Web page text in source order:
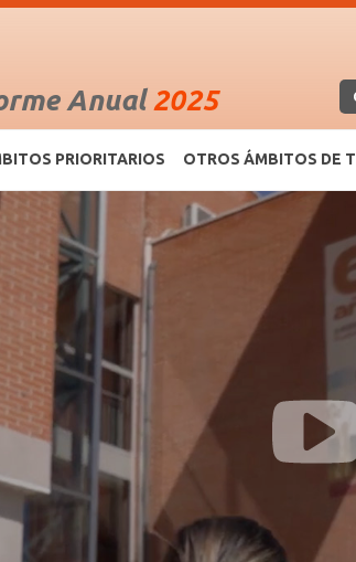
Anual 2025
PRIORITARIOS OTROS ÁMBITOS DE